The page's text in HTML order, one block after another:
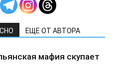
ЕЩЕ ОТ АВТОРА
мафия скупает